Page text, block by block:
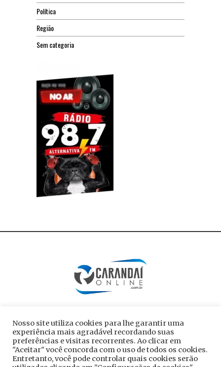
Política
Região
Sem categoria
Nosso site utiliza cookies para lhe garantir uma
experiência mais agradável recordando suas
preferências e visitas recorrentes. Ao clicar em
"Aceitar" você concorda com o uso de todos os cookies.
Entretanto, você pode controlar quais cookies serão